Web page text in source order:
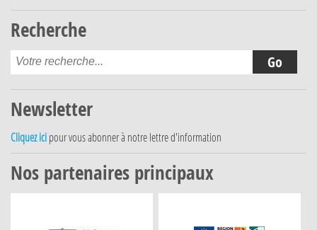
Recherche
Newsletter
Cliquez ici pour vous abonner à notre lettre d'information
Nos partenaires principaux